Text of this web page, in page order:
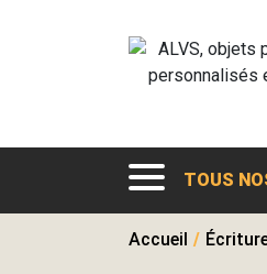
TOUS
Accueil /